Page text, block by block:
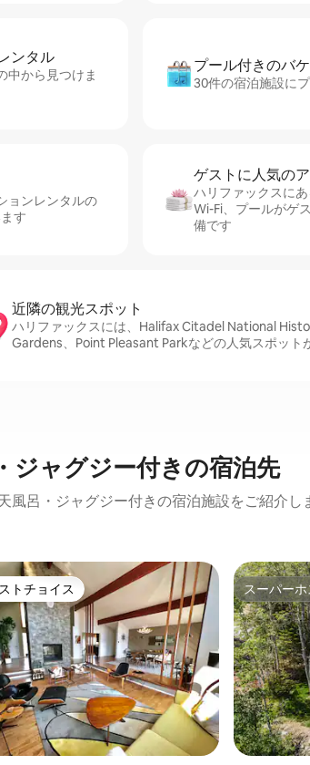
ン⁠タ⁠ル
中から見つけま
プール付きのバ⁠
30件の宿泊施設に
ョンレンタルの
す
ゲストに人⁠気⁠の
ハリファックスにあ
Wi-Fi、プールがゲ
備です
近隣の観光ス⁠ポ⁠ッ⁠ト
ハリファックスには、Halifax Citadel National
Gardens、Point Pleasant Parkなどの人気スポット
ジャグジー付きの宿泊先
風呂・ジャグジー付きの宿泊施設をご紹介し
のゲストチョイスです。
トチョイス スーパーホ
スーパーホ